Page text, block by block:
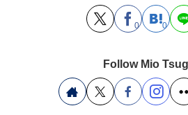
0 0
Follow Mio